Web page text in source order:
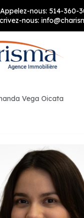
Appelez-nous: 514-360-
nous:
Vega Oicata